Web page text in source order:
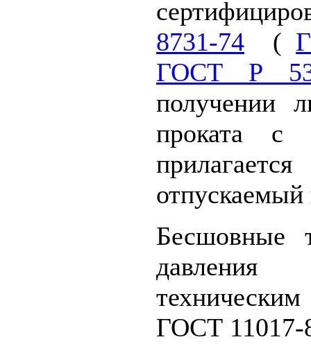
8731-74 (
ГОСТ Р
получении
проката с
Бесшовные
давления
ГОСТ 11017-